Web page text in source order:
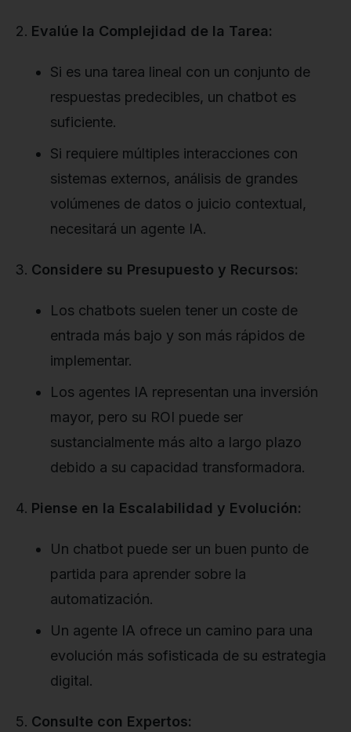
Evalúe la Complejidad de la Tarea:
Si es una tarea lineal con un conjunto de
respuestas predecibles, un chatbot es
suficiente.
Si requiere múltiples interacciones con
sistemas externos, análisis de grandes
volúmenes de datos o juicio contextual,
necesitará un agente IA.
Considere su Presupuesto y Recursos:
Los chatbots suelen tener un coste de
entrada más bajo y son más rápidos de
implementar.
Los agentes IA representan una inversión
mayor, pero su ROI puede ser
sustancialmente más alto a largo plazo
debido a su capacidad transformadora.
Piense en la Escalabilidad y Evolución:
Un chatbot puede ser un buen punto de
partida para aprender sobre la
automatización.
Un agente IA ofrece un camino para una
evolución más sofisticada de su estrategia
digital.
Consulte con Expertos: